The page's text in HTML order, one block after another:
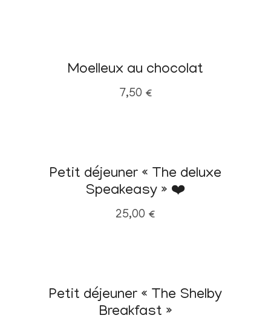
Moelleux au chocolat
7,50 €
Petit déjeuner « The deluxe
Speakeasy » ❤️
25,00 €
Petit déjeuner « The Shelby
Breakfast »